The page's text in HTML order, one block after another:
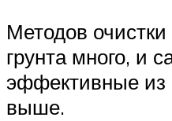
Методов очистки
грунта много, и
эффективные из
выше.